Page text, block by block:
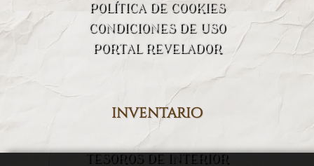
POLÍTICA DE COOKIES
CONDICIONES DE USO
PORTAL REVELADOR
inventario
TESOROS DE INTERIOR